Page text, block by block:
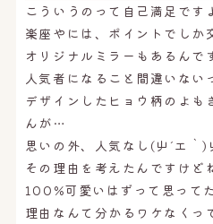
こういうのって自己満足です
楽座やには、ポイントでしか
オリジナルミラーもあるんで
人気者になること間違いない
デザインしたヒョウ柄のよも
んが…
思いの外、人気なし(屮´エ｀)
その理由を考えたんですけど
100%可愛いはずって思って
理由なんて分かるワケなくっ